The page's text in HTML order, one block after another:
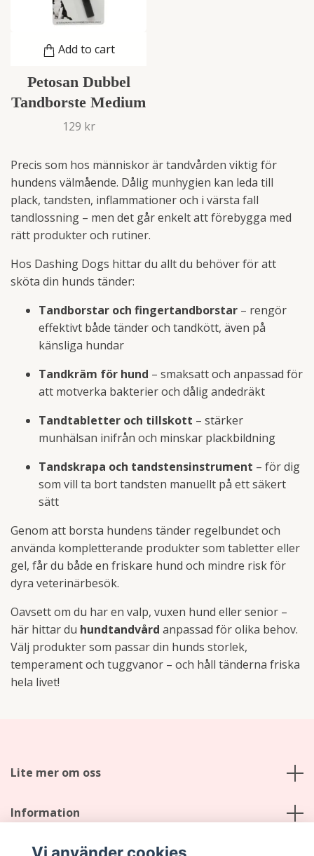
Add to cart
Petosan Dubbel
Tandborste Medium
129 kr
Precis som hos människor är tandvården viktig för
hundens välmående. Dålig munhygien kan leda till
plack, tandsten, inflammationer och i värsta fall
tandlossning – men det går enkelt att förebygga med
rätt produkter och rutiner.
Hos Dashing Dogs hittar du allt du behöver för att
sköta din hunds tänder:
Tandborstar och fingertandborstar – rengör
effektivt både tänder och tandkött, även på
känsliga hundar
Tandkräm för hund – smaksatt och anpassad för
att motverka bakterier och dålig andedräkt
Tandtabletter och tillskott – stärker
munhälsan inifrån och minskar plackbildning
Tandskrapa och tandstensinstrument – för dig
som vill ta bort tandsten manuellt på ett säkert
sätt
Genom att borsta hundens tänder regelbundet och
använda kompletterande produkter som tabletter eller
gel, får du både en friskare hund och mindre risk för
dyra veterinärbesök.
Oavsett om du har en valp, vuxen hund eller senior –
här hittar du hundtandvård anpassad för olika behov.
Välj produkter som passar din hunds storlek,
temperament och tuggvanor – och håll tänderna friska
hela livet!
Lite mer om oss
Information
Social Media